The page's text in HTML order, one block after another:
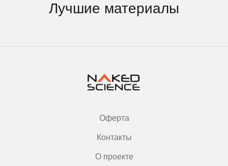
Лучшие материалы
Оферта
Контакты
О проекте